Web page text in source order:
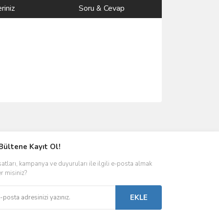
Soru & Cevap
Kayıt Ol!
kampanya ve duyuruları ile ilgili e-posta almak
misiniz?
EKLE